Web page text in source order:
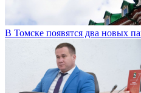
В Томске появятся два новых